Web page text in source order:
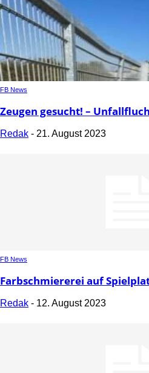
FB News
Zeugen gesucht! –
Redak - 21. August 2023
FB News
Farbschmiererei auf
Redak - 12. August 2023